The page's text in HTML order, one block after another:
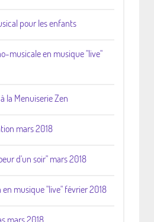
pour les enfants
musicale en musique "live"
la Menuiserie Zen
mars 2018
d'un soir" mars 2018
musique "live" février 2018